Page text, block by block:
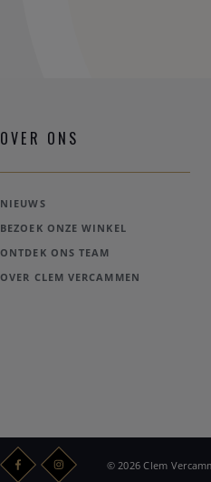
OVER ONS
NIEUWS
BEZOEK ONZE WINKEL
ONTDEK ONS TEAM
OVER CLEM VERCAMMEN
© 2026 Clem